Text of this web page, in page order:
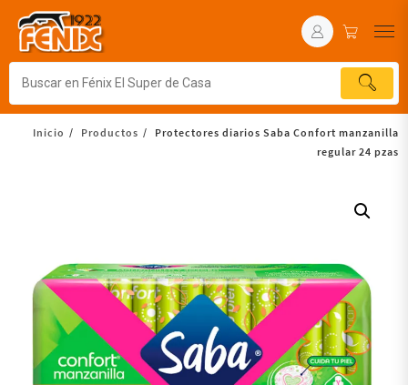
Inicio Productos
Protectores diarios Saba Confort manzanilla
regular 24 pzas